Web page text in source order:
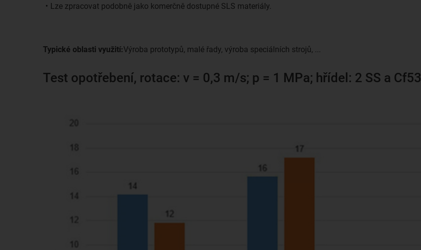
Lze zpracovat podobně jako komerčně dostupné SLS materiály.
Typické oblasti využití:Výroba prototypů, malé řady, výroba speciálních strojů, ...
Test opotřebení, rotace: v = 0,3 m/s; p = 1 MPa; hřídel: 2 SS a Cf53